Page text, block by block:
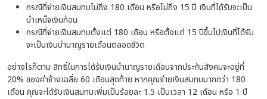
กรณีที่จ่ายเงินสมทบไม่ถึง 180 เดือน หรือไม่ถึง 15 ปี เงินที่ได้รับจะเป็น
บำเหน็จเงินก้อน
กรณีที่จ่ายเงินสมทบตั้งแต่ 180 เดือน หรือตั้งแต่ 15 ปีขึ้นไปเงินที่ได้รับ
จะเป็นเงินบำนาญรายเดือนตลอดชีวิต
อย่างไรก็ตาม สิทธิ์ในการได้รับเงินบำนาญรายเดือนจากประกันสังคมจะอยู่ที่
20% ของค่าจ้างเฉลี่ย 60 เดือนสุดท้าย หากคุณจ่ายเงินสมทบมากกว่า 180
เดือน คุณจะได้รับเงินสมทบเพิ่มเป็นร้อยละ 1.5 เป็นเวลา 12 เดือน หรือ 1 ปี